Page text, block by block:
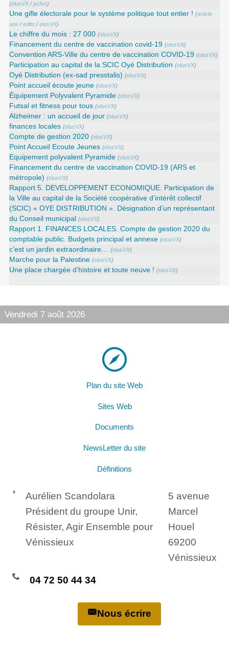
(elusVX/pcfvx)
Une gifle électorale pour le système politique tout entier ! (article
une /edito /elusVX)
Le chiffre du mois : 27 000 (elusVX)
Financement du centre de vaccination covid-19 (elusVX)
Convention ARS‑Ville du centre de vaccination COVID‑19 (elusVX)
Participation au capital de la SCIC Oyé Distribution (elusVX)
Oyé Distribution (ex-sad presstalis) (elusVX)
Point accueil écoute jeune (elusVX)
Équipement Polyvalent Pyramide (elusVX)
Futsal et fitness pour tous (elusVX)
Alzheimer : un accueil de jour (elusVX)
finances locales (elusVX)
Compte de gestion 2020 (elusVX)
Point Accueil Ecoute Jeunes (elusVX)
Equipement polyvalent Pyramide (elusVX)
Financement du centre de vaccination COVID-19 (ARS et
métropole) (elusVX)
Rapport 5. DEVELOPPEMENT ECONOMIQUE. Participation de
la Ville au capital de la Société coopérative d’intérêt collectif
(SCIC) « OYE DISTRIBUTION ». Désignation d’un représentant
du Conseil municipal
(elusVX)
Rapport 1. FINANCES LOCALES. Compte de gestion 2020 du
comptable public. Budgets principal et annexe (elusVX)
c’est un jardin extraordinaire… (elusVX)
Marche pour la Palestine (elusVX)
Une place chargée d’histoire et toute neuve ! (elusVX)
Vendredi 7 août 2026
Plan du site Web
Sites Web
Documents
NewsLetter du site
Définitions
Aurélien Scandolara
Président du groupe Unir,
Résister, Agir Ensemble pour
Vénissieux
5 avenue
Marcel
Houel
69200
Vénissieux
04 72 50 44 34
Nous écrire